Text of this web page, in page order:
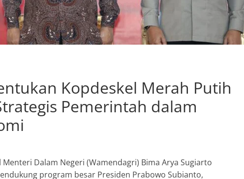
Kopdeskel Merah Putih
Pemerintah dalam
Menteri Dalam Negeri (Wamendagri) Bima Arya Sugiarto
program besar Presiden Prabowo Subianto,